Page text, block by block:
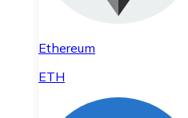
Ethereum
ETH